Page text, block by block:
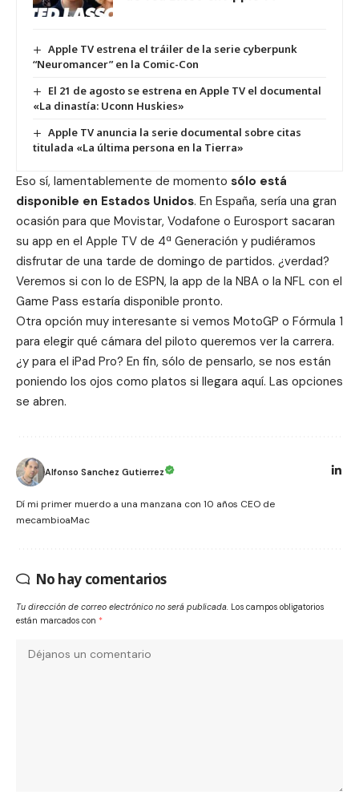
Apple TV estrena el tráiler de la serie cyberpunk
“Neuromancer” en la Comic-Con
El 21 de agosto se estrena en Apple TV el documental
«La dinastía: Uconn Huskies»
Apple TV anuncia la serie documental sobre citas
titulada «La última persona en la Tierra»
Eso sí, lamentablemente de momento sólo está
disponible en Estados Unidos. En España, sería una gran
ocasión para que Movistar, Vodafone o Eurosport sacaran
su app en el Apple TV de 4ª Generación y pudiéramos
disfrutar de una tarde de domingo de partidos. ¿verdad?
Veremos si con lo de ESPN, la app de la NBA o la NFL con el
Game Pass estaría disponible pronto.
Otra opción muy interesante si vemos MotoGP o Fórmula 1
para elegir qué cámara del piloto queremos ver la carrera.
¿y para el iPad Pro? En fin, sólo de pensarlo, se nos están
poniendo los ojos como platos si llegara aquí. Las opciones
se abren.
Alfonso Sanchez Gutierrez
Dí mi primer muerdo a una manzana con 10 años CEO de
mecambioaMac
No hay comentarios
Tu dirección de correo electrónico no será publicada. Los campos obligatorios
están marcados con *